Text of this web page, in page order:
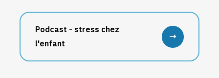
Podcast - stress chez
l'enfant